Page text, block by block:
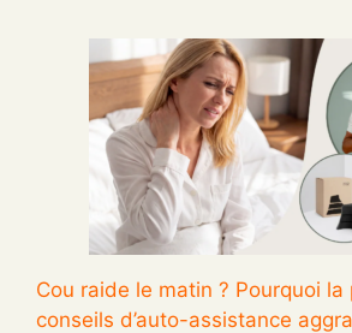
Cou raide le matin ? Pourquoi
conseils d’auto-assistance